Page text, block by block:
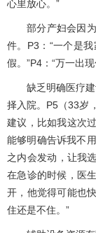
心里放心。”
部分产妇会因
件。P3：“一个是
假。”P4：“万一出
缺乏明确医疗
择入院。P5（33岁
建议，比如我这次
能够明确告诉我不
之内会发动，让我
在急诊的时候，医
开，他觉得可能也
住还是不住。”